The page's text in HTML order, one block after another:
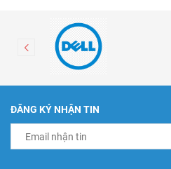
ĐĂNG KÝ NHẬN TIN